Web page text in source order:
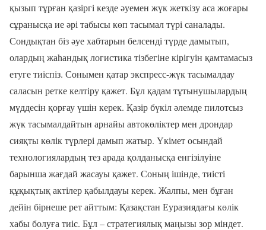
қызып тұрған қазіргі кезде әуемен жүк жеткізу аса жоғары
сұранысқа ие әрі табысы көп тасымал түрі саналады.
Сондықтан біз әуе хабтарын белсенді түрде дамытып,
олардың жаһандық логистика тізбегіне кірігуін қамтамасыз
етуге тиіспіз. Сонымен қатар экспресс-жүк тасымалдау
саласын ретке келтіру қажет. Бұл қадам тұтынушылардың
мүддесін қорғау үшін керек. Қазір бүкіл әлемде пилотсыз
жүк тасымалдайтын арнайы автокөліктер мен дрондар
сияқты көлік түрлері дамып жатыр. Үкімет осындай
технологиялардың тез арада қолданысқа енгізілуіне
барынша жағдай жасауы қажет. Соның ішінде, тиісті
құқықтық актілер қабылдауы керек. Жалпы, мен бұған
дейін бірнеше рет айттым: Қазақстан Еуразиядағы көлік
хабы болуға тиіс. Бұл – стратегиялық маңызы зор міндет.